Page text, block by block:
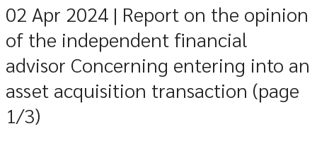
02 Apr 2024 | Report on the opinion
of the independent financial
advisor Concerning entering into an
asset acquisition transaction (page
1/3)